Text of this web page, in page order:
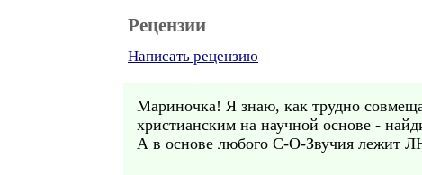
Рецензии
Написать рецензию
Мариночка! Я знаю, как трудно
христианским на научной основе -
А в основе любого С-О-Звучия